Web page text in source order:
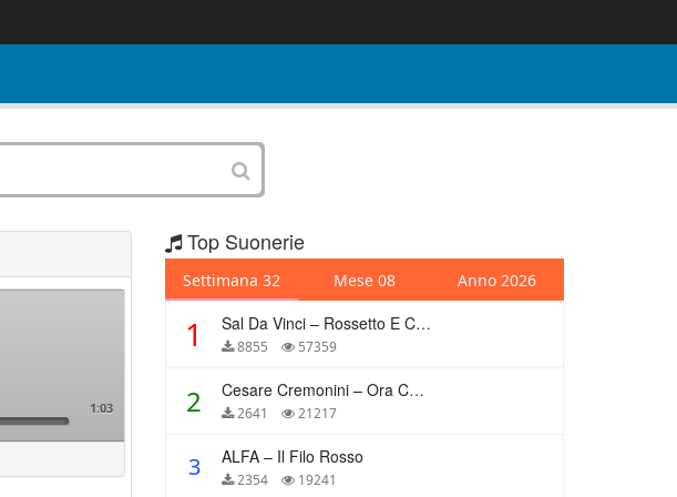
1:03
Top Suonerie
Settimana 32 Mese 08 Anno 2026
1 Sal Da Vinci – Rossetto E Caffè
8855 57359
2 Cesare Cremonini – Ora Che Non Ho Più Te
2641 21217
3 ALFA – Il Filo Rosso
2354 19241